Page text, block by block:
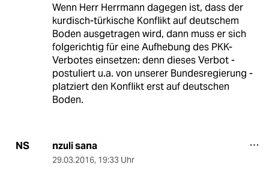
Wenn Herr Herrmann dagegen ist, dass der
kurdisch-türkische Konflikt auf deutschem
Boden ausgetragen wird, dann muss er sich
folgerichtig für eine Aufhebung des PKK-
Verbotes einsetzen: denn dieses Verbot -
postuliert u.a. von unserer Bundesregierung -
platziert den Konflikt erst auf deutschen
Boden.
NS nzuli sana
29.03.2016, 19:33 Uhr